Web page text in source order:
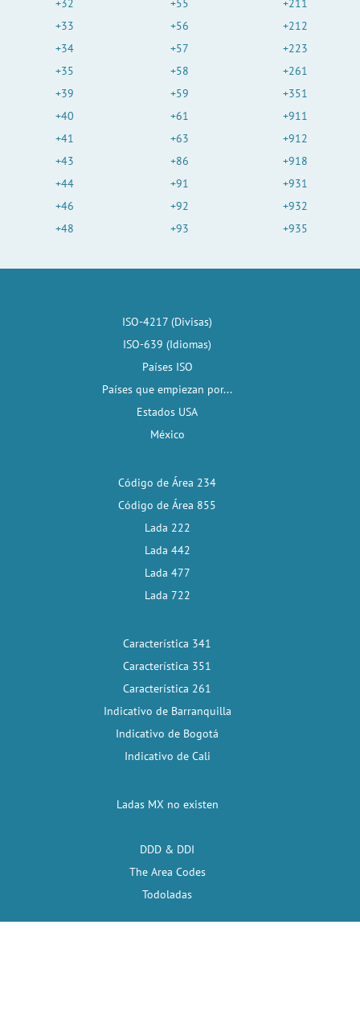
+32
+33
+34
+35
+39
+40
+41
+43
+44
+46
+48
+55
+56
+57
+58
+59
+61
+63
+86
+91
+92
+93
+211
+212
+223
+261
+351
+911
+912
+918
+931
+932
+935
ISO-4217 (Divisas)
ISO-639 (Idiomas)
Países ISO
Países que empiezan por...
Estados USA
México
Código de Área 234
Código de Área 855
Lada 222
Lada 442
Lada 477
Lada 722
Característica 341
Característica 351
Característica 261
Indicativo de Barranquilla
Indicativo de Bogotá
Indicativo de Cali
Ladas MX no existen
DDD & DDI
The Area Codes
Todoladas